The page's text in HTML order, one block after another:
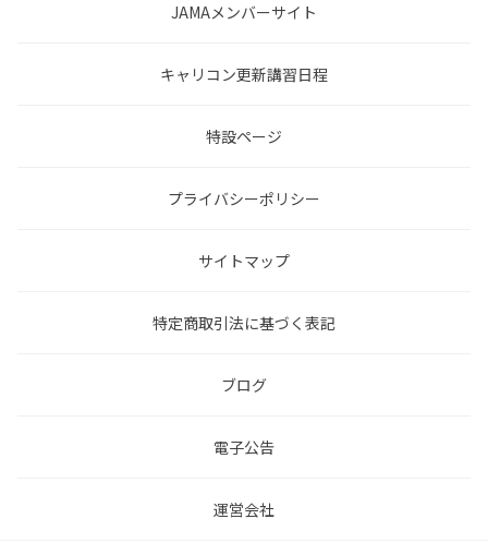
JAMAメンバーサイト
キャリコン更新講習日程
特設ページ
プライバシーポリシー
サイトマップ
特定商取引法に基づく表記
ブログ
電子公告
運営会社